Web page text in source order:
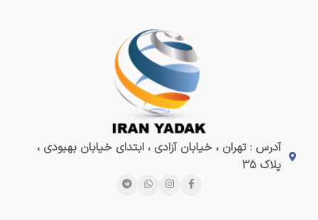
آدرس : تهران ، خیابان آزادی ، ابتدای خیابان بهبودی ،
پلاک ۳۵